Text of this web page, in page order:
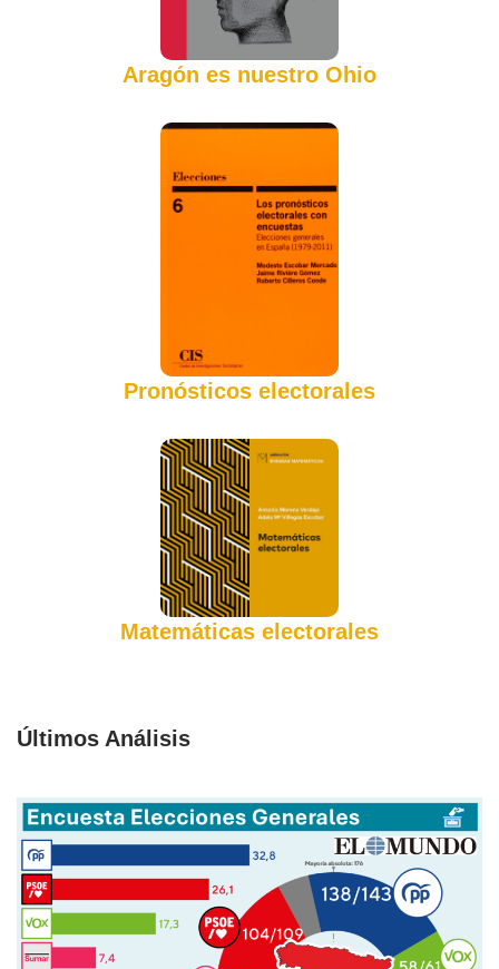
Aragón es nuestro Ohio
Pronósticos electorales
Matemáticas electorales
Últimos Análisis